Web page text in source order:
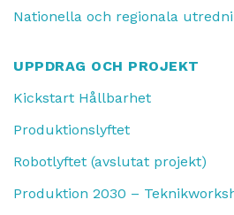
Nationella och regionala
UPPDRAG OCH PROJEKT
Kickstart Hållbarhet
Produktionslyftet
Robotlyftet (avslutat projekt)
Produktion 2030 –